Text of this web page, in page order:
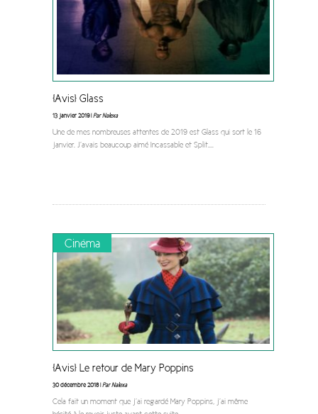
[Avis] Glass
13 janvier 2019 |Par Nalexa
Une de mes nombreuses attentes de 2019 est Glass qui sort le 16
janvier. J’avais beaucoup aimé Incassable et Split....
Cinéma
[Avis] Le retour de Mary Poppins
30 décembre 2018 |Par Nalexa
Cela fait un moment que j’ai regardé Mary Poppins, j’ai même